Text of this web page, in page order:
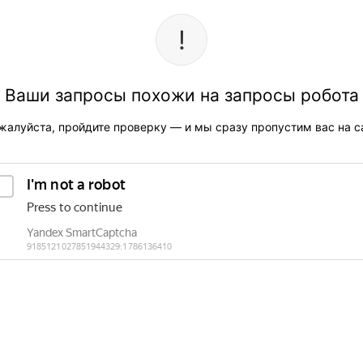
Ваши запросы похожи на запросы робота
пройдите проверку — и мы сразу пропустим вас на